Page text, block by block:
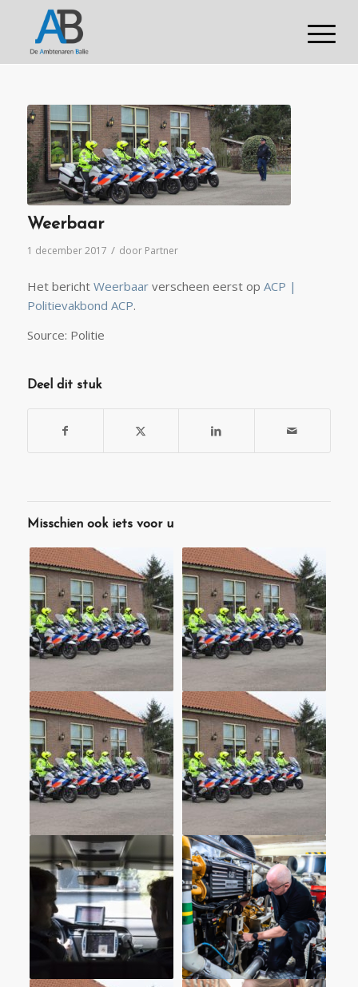
Weerbaar
1 december 2017 / door Partner
Het bericht Weerbaarverscheen eerst op ACP |
Politievakbond ACP.
Source: Politie
Deel dit stuk
Misschien ook iets voor u